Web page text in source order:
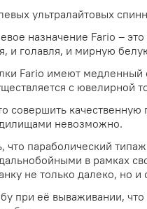
ультралайтовых
назначение Fario –
и голавля, и мирную
Fario имеют медленный
с ювелирной
совершить
невозможно.
что параболический
в рамках
не только далеко, но
при её вываживании, что